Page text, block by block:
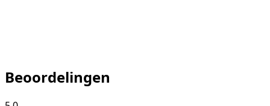
Beoordelingen